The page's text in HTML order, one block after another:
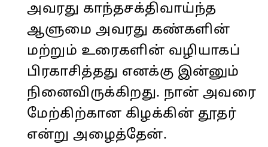
அவரது காந்தசக்திவாய்ந்த
ஆளுமை அவரது கண்களின்
மற்றும் உரைகளின் வழியாகப்
பிரகாசித்தது எனக்கு இன்னும்
நினைவிருக்கிறது. நான் அவரை
மேற்கிற்கான கிழக்கின் தூதர்
என்று அழைத்தேன்.